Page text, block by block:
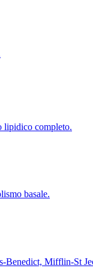
lipidico completo.
basale.
Benedict, Mifflin-St